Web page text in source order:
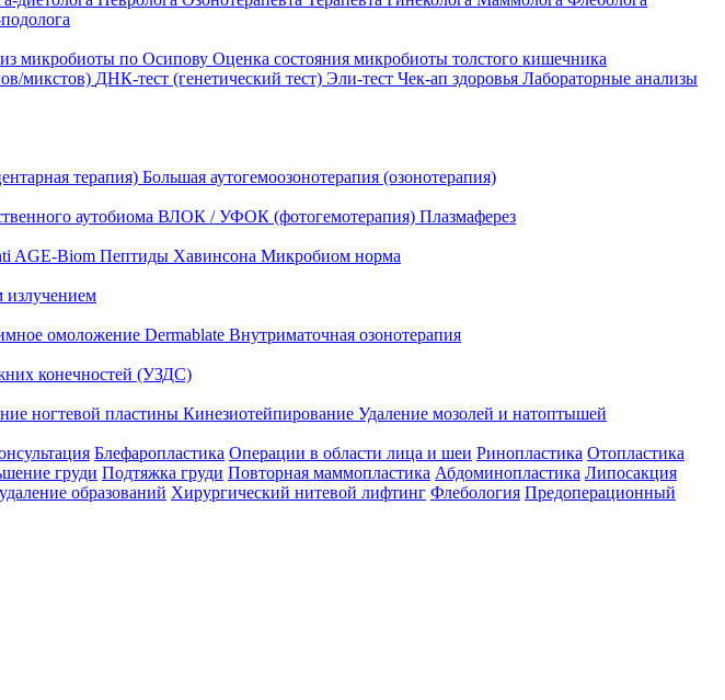
микробиоты по Осипову Оценка состояния микробиоты толстого кишечника
микстов) ДНК-тест (генетический тест) Эли-тест Чек-ап здоровья Лабораторные анализы
терапия) Большая аутогемоозонотерапия (озонотерапия)
аутобиома ВЛОК / УФОК (фотогемотерапия) Плазмаферез
AGE-Biom Пептиды Хавинсона Микробиом норма
излучением
омоложение Dermablate Внутриматочная озонотерапия
конечностей (УЗДС)
ногтевой пластины Кинезиотейпирование Удаление мозолей и натоптышей
Блефаропластика Операции в области лица и шеи Ринопластика Отопластика
груди Подтяжка груди Повторная маммопластика Абдоминопластика Липосакция
образований Хирургический нитевой лифтинг Флебология Предоперационный